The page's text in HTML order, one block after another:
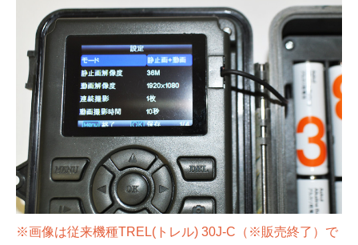
※画像は従来機種TREL(トレル) 30J-C（※販売終了）で